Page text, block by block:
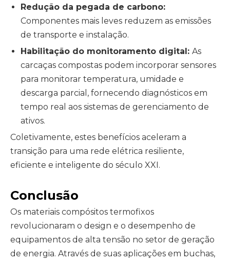
Redução da pegada de carbono:
Componentes mais leves reduzem as emissões
de transporte e instalação.
Habilitação do monitoramento digital: As
carcaças compostas podem incorporar sensores
para monitorar temperatura, umidade e
descarga parcial, fornecendo diagnósticos em
tempo real aos sistemas de gerenciamento de
ativos.
Coletivamente, estes benefícios aceleram a
transição para uma rede elétrica resiliente,
eficiente e inteligente do século XXI.
Conclusão
Os materiais compósitos termofixos
revolucionaram o design e o desempenho de
equipamentos de alta tensão no setor de geração
de energia. Através de suas aplicações em buchas,